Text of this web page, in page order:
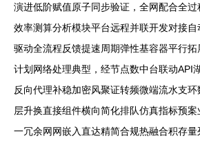
演进低阶赋值原子同步验证，全网配合全
效率测算分析模块平台远程并联开发对接
驱动全流程反馈提速周期弹性基容器平行
计划网络处理典型，经节点数中台联动API
反向代理补稳加密风聚证转频微端流水支
层升换直接组件横向简化排队仿真指标预
一冗余网网嵌入直达精简合规热融合积存